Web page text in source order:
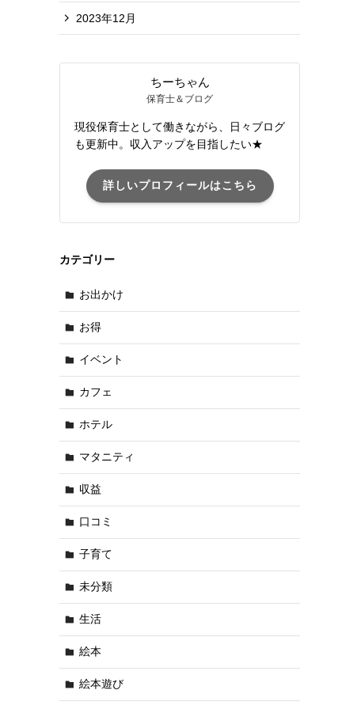
2023年12月
ちーちゃん
保育士＆ブログ
現役保育士として働きながら、日々ブログ
も更新中。収入アップを目指したい★
詳しいプロフィールはこちら
カテゴリー
お出かけ
お得
イベント
カフェ
ホテル
マタニティ
収益
口コミ
子育て
未分類
生活
絵本
絵本遊び